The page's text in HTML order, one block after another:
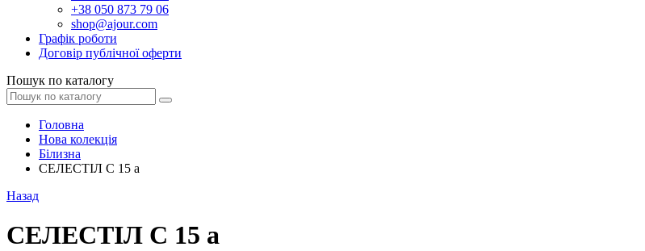
+38 050 873 79 06
shop@ajour.com
Графік роботи
Договір публічної оферти
Пошук по каталогу
Головна
Нова колекція
Білизна
СЕЛЕСТІЛ С 15 а
Назад
СЕЛЕСТІЛ С 15 а